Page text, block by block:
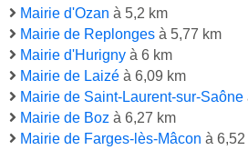
Mairie d'Ozan à 5,2 km
Mairie de Replonges à 5,77 km
Mairie d'Hurigny à 6 km
Mairie de Laizé à 6,09 km
Mairie de Saint-Laurent-sur-Saône
Mairie de Boz à 6,27 km
Mairie de Farges-lès-Mâcon à 6,52